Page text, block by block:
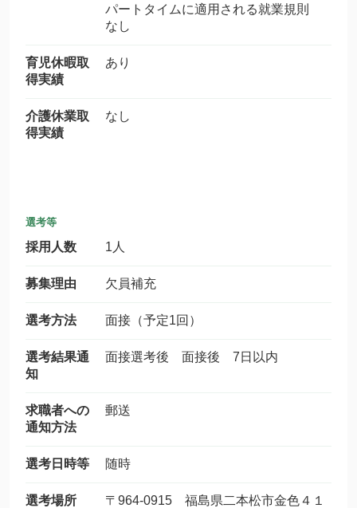
パートタイムに適用される就業規則
なし
育児休暇取
得実績
あり
介護休業取
得実績
なし
選考等
採用人数 1人
募集理由 欠員補充
選考方法 面接（予定1回）
選考結果通
知
面接選考後 面接後 7日以内
求職者への
通知方法
郵送
選考日時等 随時
選考場所
〒964-0915 福島県二本松市金色４１